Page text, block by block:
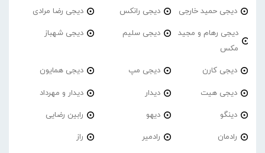
دیجی حمید خارجی دیجی رانکس دیجی رضا مرادی
دیجی رهام و مجید
مکس
دیجی سلیم دیجی شهباز
دیجی کارن دیجی مپ دیجی همایون
دیجی هیت دیدار دیدار و مهرداد
دینگو دیهو رابین رضایی
رادمان رادمیر راز